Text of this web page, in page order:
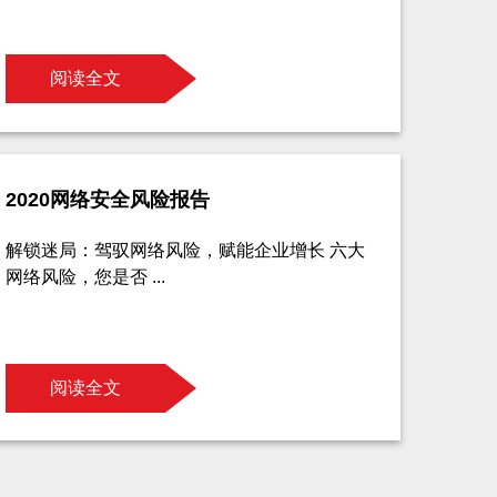
阅读全文
2020网络安全风险报告
解锁迷局：驾驭网络风险，赋能企业增长 六大
网络风险，您是否 ...
阅读全文